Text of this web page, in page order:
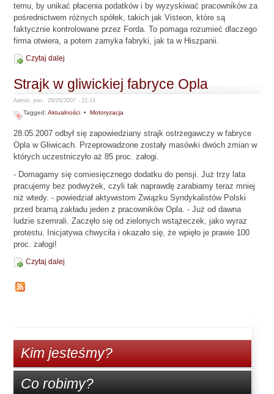
temu, by unikać płacenia podatków i by wyzyskiwać pracowników za
pośrednictwem różnych spółek, takich jak Visteon, które są
faktycznie kontrolowane przez Forda. To pomaga rozumieć dlaczego
firma otwiera, a potem zamyka fabryki, jak ta w Hiszpanii.
Czytaj dalej
Strajk w gliwickiej fabryce Opla
Admin, pon., 28/05/2007 - 22:14
Tagged:Aktualności •Motoryzacja
28.05.2007 odbył się zapowiedziany strajk ostrzegawczy w fabryce
Opla w Gliwicach. Przeprowadzone zostały masówki dwóch zmian w
których uczestniczyło aż 85 proc. załogi.
- Domagamy się comiesięcznego dodatku do pensji. Już trzy lata
pracujemy bez podwyżek, czyli tak naprawdę zarabiamy teraz mniej
niż wtedy. - powiedział aktywistom Związku Syndykalistów Polski
przed bramą zakładu jeden z pracowników Opla. - Już od dawna
ludzie szemrali. Zaczęło się od zielonych wstążeczek, jako wyraz
protestu. Inicjatywa chwyciła i okazało się, że wpięło je prawie 100
proc. załogi!
Czytaj dalej
Kim jesteśmy?
Co robimy?